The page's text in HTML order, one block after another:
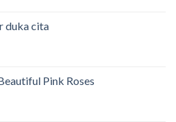
duka cita
Pink Roses